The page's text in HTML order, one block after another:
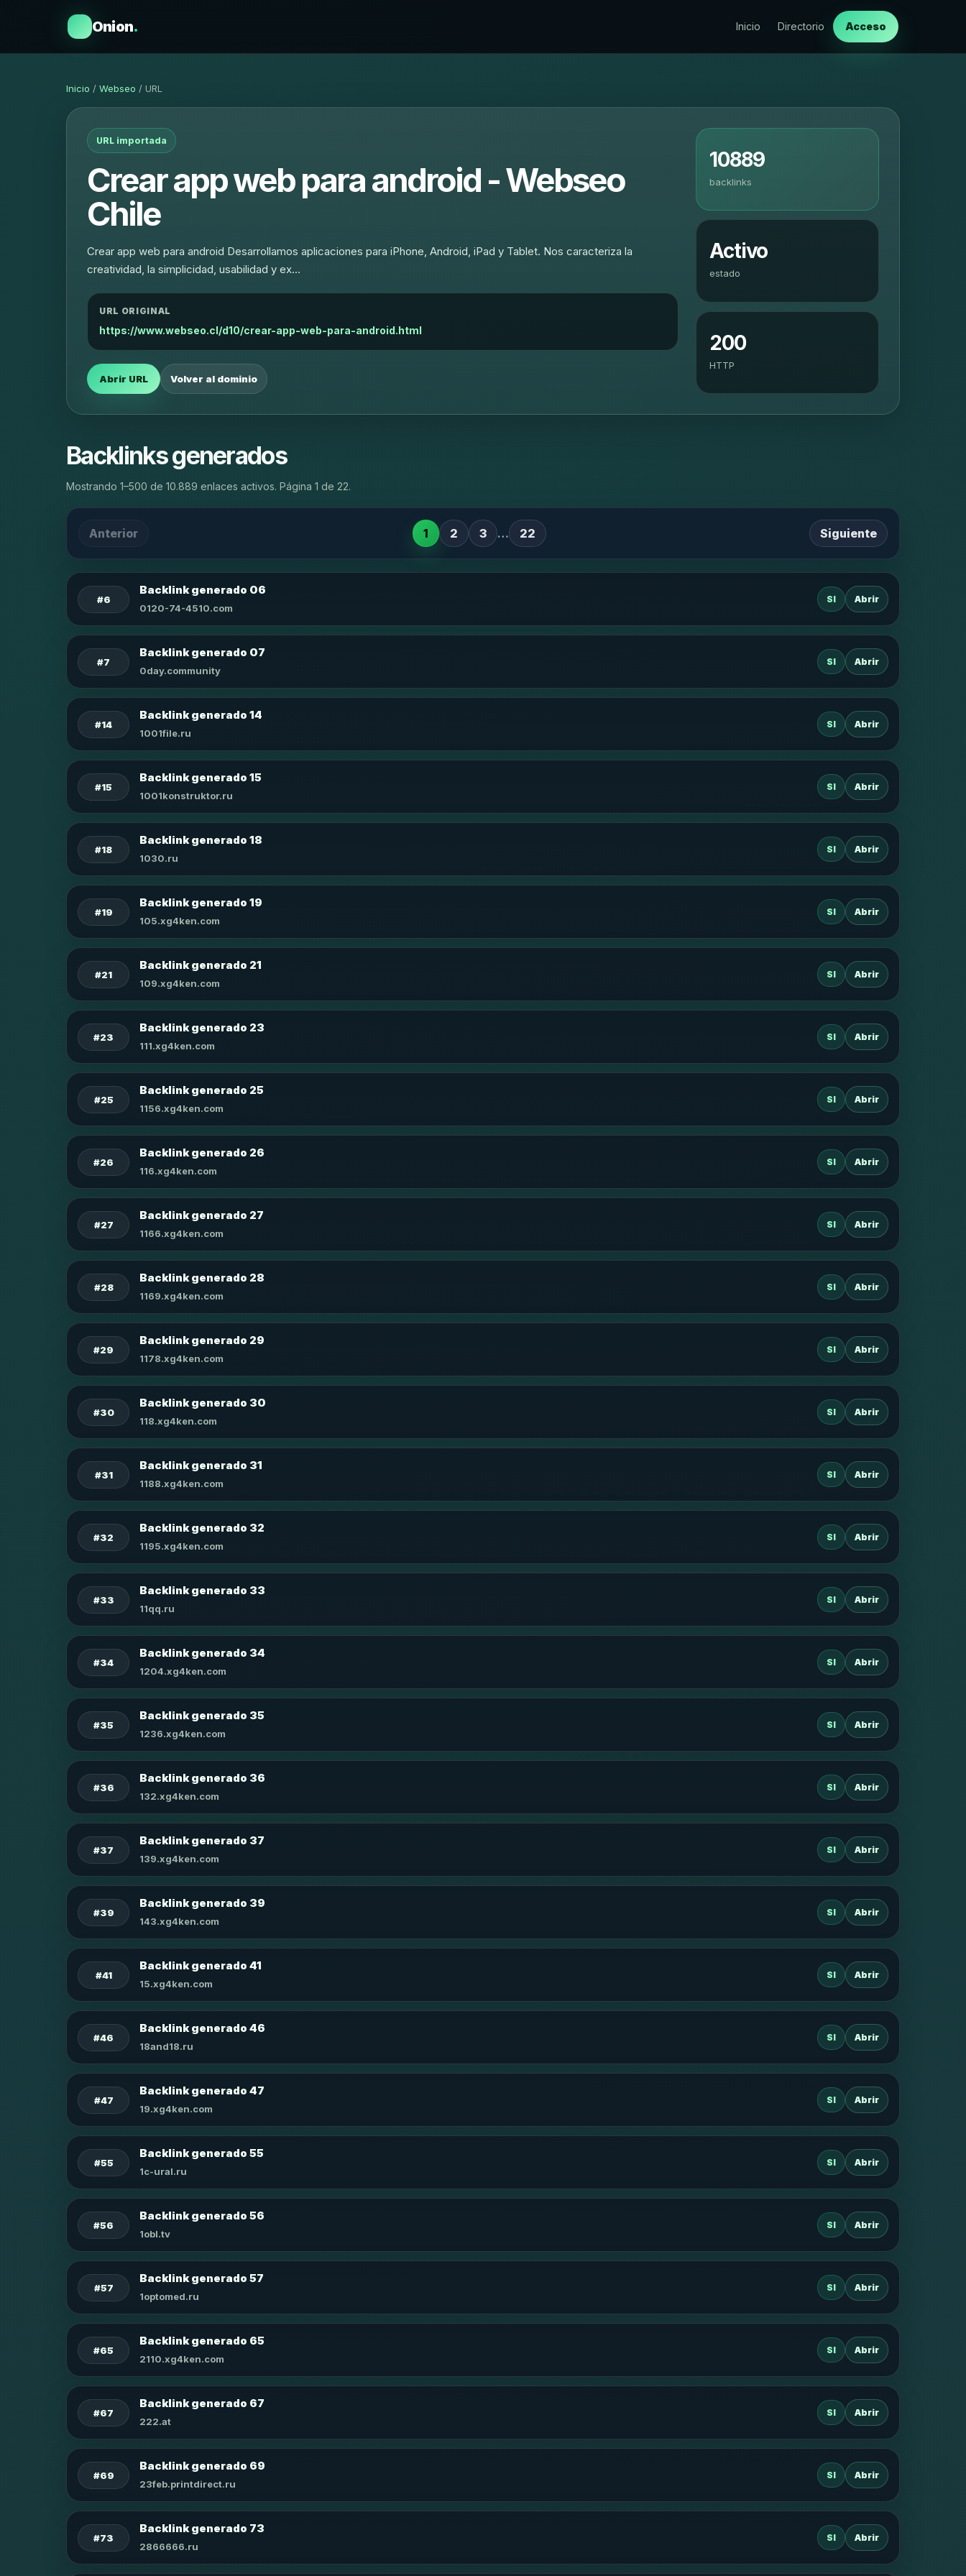
Onion. Inicio Directorio Acceso
Inicio / Webseo / URL
URL importada
Crear app web para android - Webseo
Chile
Crear app web para android Desarrollamos aplicaciones para iPhone, Android, iPad y Tablet. Nos caracteriza la
creatividad, la simplicidad, usabilidad y ex…
URL ORIGINAL
https://www.webseo.cl/d10/crear-app-web-para-android.html
Abrir URL Volver al dominio
10889
backlinks
Activo
estado
200
HTTP
Backlinks generados
Mostrando 1–500 de 10.889 enlaces activos. Página 1 de 22.
Anterior 1 2 3 … 22 Siguiente
#6
Backlink generado 06
0120-74-4510.com
SI Abrir
#7
Backlink generado 07
0day.community
SI Abrir
#14
Backlink generado 14
1001file.ru
SI Abrir
#15
Backlink generado 15
1001konstruktor.ru
SI Abrir
#18
Backlink generado 18
1030.ru
SI Abrir
#19
Backlink generado 19
105.xg4ken.com
SI Abrir
#21
Backlink generado 21
109.xg4ken.com
SI Abrir
#23
Backlink generado 23
111.xg4ken.com
SI Abrir
#25
Backlink generado 25
1156.xg4ken.com
SI Abrir
#26
Backlink generado 26
116.xg4ken.com
SI Abrir
#27
Backlink generado 27
1166.xg4ken.com
SI Abrir
#28
Backlink generado 28
1169.xg4ken.com
SI Abrir
#29
Backlink generado 29
1178.xg4ken.com
SI Abrir
#30
Backlink generado 30
118.xg4ken.com
SI Abrir
#31
Backlink generado 31
1188.xg4ken.com
SI Abrir
#32
Backlink generado 32
1195.xg4ken.com
SI Abrir
#33
Backlink generado 33
11qq.ru
SI Abrir
#34
Backlink generado 34
1204.xg4ken.com
SI Abrir
#35
Backlink generado 35
1236.xg4ken.com
SI Abrir
#36
Backlink generado 36
132.xg4ken.com
SI Abrir
#37
Backlink generado 37
139.xg4ken.com
SI Abrir
#39
Backlink generado 39
143.xg4ken.com
SI Abrir
#41
Backlink generado 41
15.xg4ken.com
SI Abrir
#46
Backlink generado 46
18and18.ru
SI Abrir
#47
Backlink generado 47
19.xg4ken.com
SI Abrir
#55
Backlink generado 55
1c-ural.ru
SI Abrir
#56
Backlink generado 56
1obl.tv
SI Abrir
#57
Backlink generado 57
1optomed.ru
SI Abrir
#65
Backlink generado 65
2110.xg4ken.com
SI Abrir
#67
Backlink generado 67
222.at
SI Abrir
#69
Backlink generado 69
23feb.printdirect.ru
SI Abrir
#73
Backlink generado 73
2866666.ru
SI Abrir